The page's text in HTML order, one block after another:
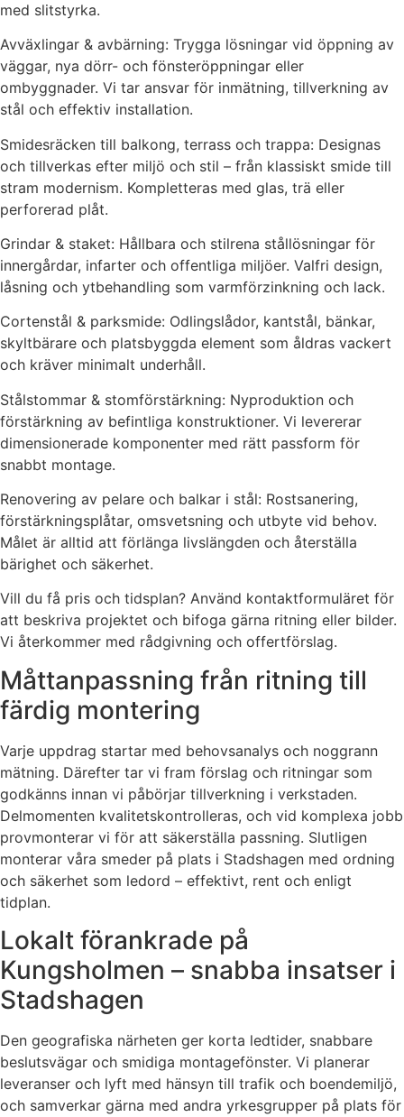
med slitstyrka.
Avväxlingar & avbärning: Trygga lösningar vid öppning av
väggar, nya dörr- och fönsteröppningar eller
ombyggnader. Vi tar ansvar för inmätning, tillverkning av
stål och effektiv installation.
Smidesräcken till balkong, terrass och trappa: Designas
och tillverkas efter miljö och stil – från klassiskt smide till
stram modernism. Kompletteras med glas, trä eller
perforerad plåt.
Grindar & staket: Hållbara och stilrena stållösningar för
innergårdar, infarter och offentliga miljöer. Valfri design,
låsning och ytbehandling som varmförzinkning och lack.
Cortenstål & parksmide: Odlingslådor, kantstål, bänkar,
skyltbärare och platsbyggda element som åldras vackert
och kräver minimalt underhåll.
Stålstommar & stomförstärkning: Nyproduktion och
förstärkning av befintliga konstruktioner. Vi levererar
dimensionerade komponenter med rätt passform för
snabbt montage.
Renovering av pelare och balkar i stål: Rostsanering,
förstärkningsplåtar, omsvetsning och utbyte vid behov.
Målet är alltid att förlänga livslängden och återställa
bärighet och säkerhet.
Vill du få pris och tidsplan? Använd kontaktformuläret för
att beskriva projektet och bifoga gärna ritning eller bilder.
Vi återkommer med rådgivning och offertförslag.
Måttanpassning från ritning till
färdig montering
Varje uppdrag startar med behovsanalys och noggrann
mätning. Därefter tar vi fram förslag och ritningar som
godkänns innan vi påbörjar tillverkning i verkstaden.
Delmomenten kvalitetskontrolleras, och vid komplexa jobb
provmonterar vi för att säkerställa passning. Slutligen
monterar våra smeder på plats i Stadshagen med ordning
och säkerhet som ledord – effektivt, rent och enligt
tidplan.
Lokalt förankrade på
Kungsholmen – snabba insatser i
Stadshagen
Den geografiska närheten ger korta ledtider, snabbare
beslutsvägar och smidiga montagefönster. Vi planerar
leveranser och lyft med hänsyn till trafik och boendemiljö,
och samverkar gärna med andra yrkesgrupper på plats för